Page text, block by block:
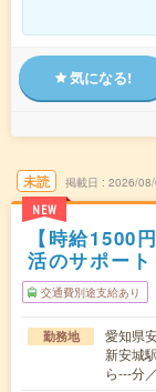
気になる!
未読
NEW
掲載日 2026/
【時給1500
活のサポート
交通費別途支給あり
勤務地
愛知県
新安城
ら---分